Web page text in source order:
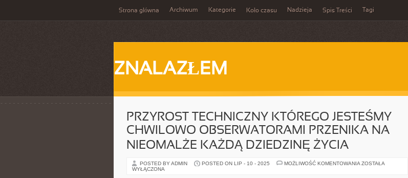
Strona główna Archiwum Kategorie Koło czasu Nadzieja Spis Treści Tagi
ZNALAZŁEM
PRZYROST TECHNICZNY KTÓREGO JESTEŚMY
CHWILOWO OBSERWATORAMI PRZENIKA NA
NIEOMALŻE KAŻDĄ DZIEDZINĘ ŻYCIA
POSTED BY ADMIN POSTED ON LIP - 10 - 2025 MOŻLIWOŚĆ KOMENTOWANIA PRZYROST
ZOSTAŁA
WYŁĄCZONA